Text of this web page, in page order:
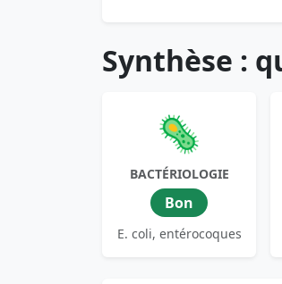
Synthèse :
🦠
BACTÉRIOLOGIE
Bon
E. coli, entérocoques